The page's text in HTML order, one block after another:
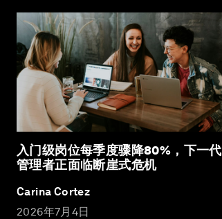
入门级岗位每季度骤降80%，下一代
管理者正面临断崖式危机
Carina Cortez
2026年7月4日